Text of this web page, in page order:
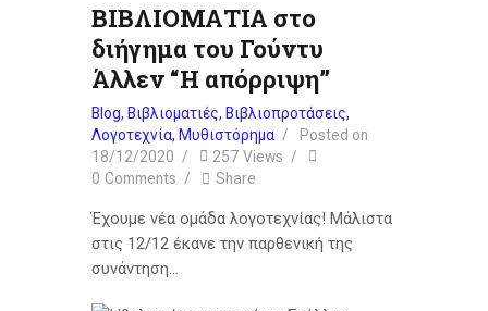
ΒΙΒΛΙΟΜΑΤΙΑ στο
διήγημα του Γούντυ
Άλλεν “Η απόρριψη”
Blog, Βιβλιοματιές, Βιβλιοπροτάσεις,
Λογοτεχνία, Μυθιστόρημα
Posted on
18/12/2020
257 Views
0 Comments Share
Έχουμε νέα ομάδα λογοτεχνίας! Μάλιστα
στις 12/12 έκανε την παρθενική της
συνάντηση…